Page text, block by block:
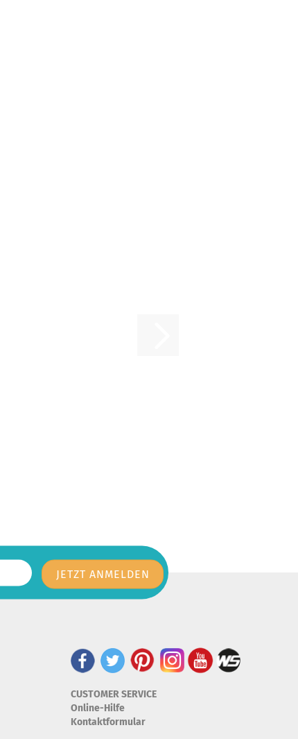
CUSTOMER SERVICE
Online-Hilfe
Kontaktformular